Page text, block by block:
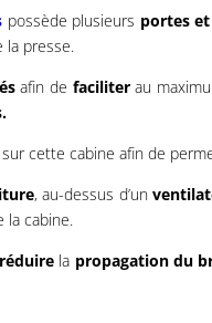
possède plusieurs portes et
la presse.
afin de faciliterau
cette cabine afin de
, au-dessus d’un
la cabine.
réduirela propagation du